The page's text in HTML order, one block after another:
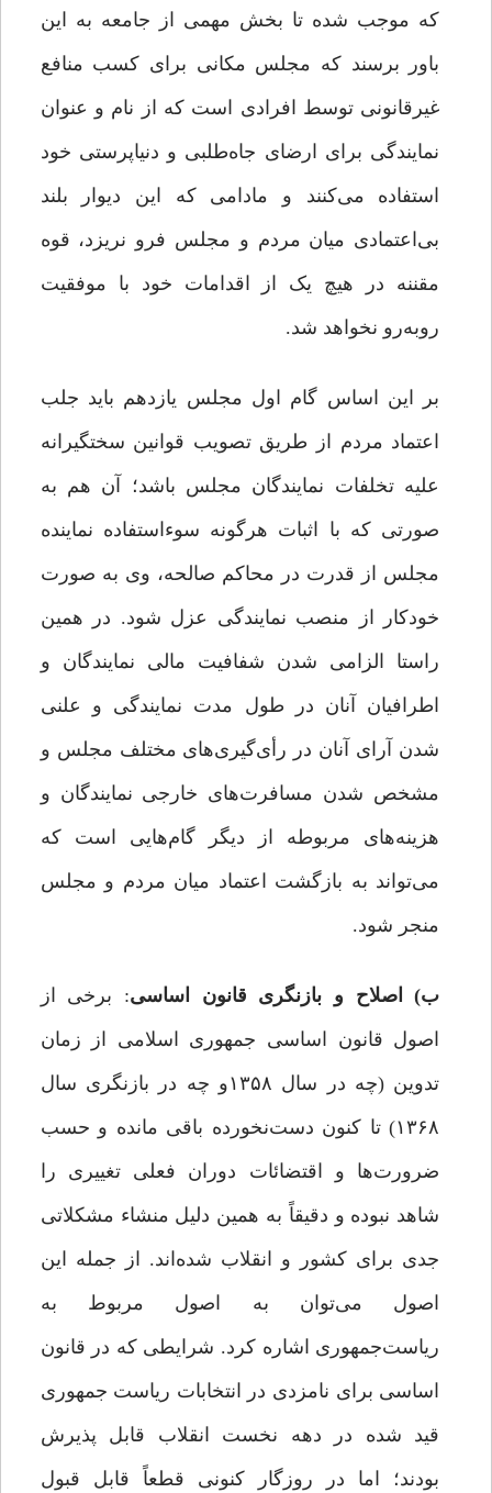
که موجب شده تا بخش مهمی از جامعه به این
باور برسند که مجلس مکانی برای کسب منافع
غیرقانونی توسط افرادی است که از نام و عنوان
نمایندگی برای ارضای جاه‌طلبی و دنیاپرستی خود
استفاده می‌کنند و مادامی که این دیوار بلند
بی‌اعتمادی میان مردم و مجلس فرو نریزد، قوه‌
مقننه در هیچ یک از اقدامات خود با موفقیت
روبه‌رو نخواهد شد.
بر این اساس گام اول مجلس یازدهم باید جلب
اعتماد مردم از طریق تصویب قوانین سختگیرانه
علیه تخلفات نمایندگان مجلس باشد؛ آن هم به
صورتی که با اثبات هرگونه سوءاستفاده نماینده‌
مجلس از قدرت در محاکم صالحه، وی به صورت
خودکار از منصب نمایندگی عزل شود. در همین
راستا الزامی شدن شفافیت مالی نمایندگان و
اطرافیان آنان در طول مدت نمایندگی و علنی
شدن آرای آنان در رأی‌گیری‌های مختلف مجلس و
مشخص شدن مسافرت‌های خارجی نمایندگان و
هزینه‌های مربوطه از دیگر گام‌هایی است که
می‌تواند به بازگشت اعتماد میان مردم و مجلس
منجر شود.
ب) اصلاح و بازنگری قانون اساسی: برخی از
اصول قانون اساسی جمهوری اسلامی از زمان
تدوین (چه در سال ۱۳۵۸و چه در بازنگری سال
۱۳۶۸) تا کنون دست‌نخورده باقی مانده و حسب
ضرورت‌ها و اقتضائات دوران فعلی تغییری را
شاهد نبوده و دقیقاً به همین دلیل منشاء مشکلاتی
جدی برای کشور و انقلاب شده‌اند. از جمله این
اصول می‌توان به اصول مربوط به
ریاست‌جمهوری اشاره کرد. شرایطی که در قانون
اساسی برای نامزدی در انتخابات ریاست جمهوری
قید شده در دهه‌ نخست انقلاب قابل پذیرش
بودند؛ اما در روزگار کنونی قطعاً قابل قبول